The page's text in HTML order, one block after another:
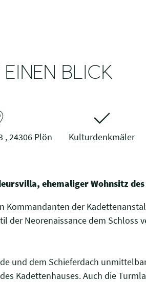
BLICK
, 24306 Plön Kulturdenkmäler
ehemaliger Wohnsitz
Kommandanten der
der Neorenaissance dem Schloss
und dem Schieferdach
Kadettenhauses. Auch die